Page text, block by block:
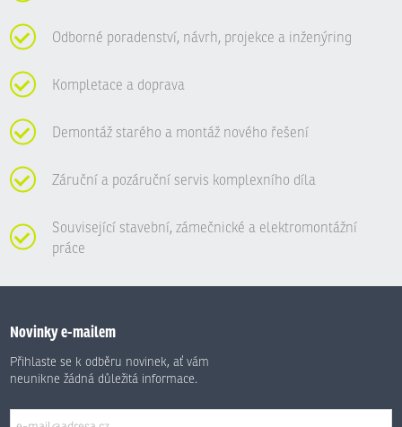
Odborné poradenství, návrh, projekce a inženýring
Kompletace a doprava
Demontáž starého a montáž nového řešení
Záruční a pozáruční servis komplexního díla
Související stavební, zámečnické a elektromontážní
práce
Novinky e-mailem
Přihlaste se k odběru novinek, ať vám
neunikne žádná důležitá informace.